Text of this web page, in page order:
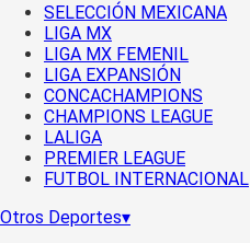
SELECCIÓN MEXICANA
LIGA MX
LIGA MX FEMENIL
LIGA EXPANSIÓN
CONCACHAMPIONS
CHAMPIONS LEAGUE
LALIGA
PREMIER LEAGUE
FUTBOL INTERNACIONAL
Otros Deportes▾